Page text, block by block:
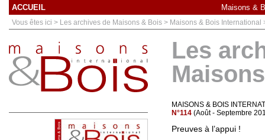
ACCUEIL Maisons &
Vous êtes ici > Les archives de Maisons & Bois > Maisons & Bois International
Les
MAISONS & BOIS
N°114 (Août - Septembre
Preuves à l’appui !